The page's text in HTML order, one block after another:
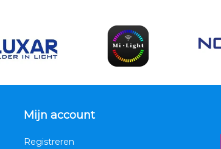
Mijn account
Registreren